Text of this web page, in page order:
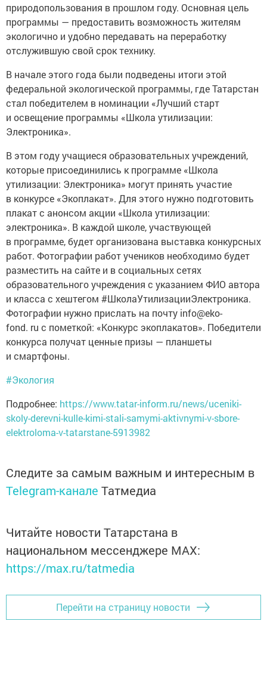
природопользования в прошлом году. Основная цель
программы — предоставить возможность жителям
экологично и удобно передавать на переработку
отслужившую свой срок технику.
В начале этого года были подведены итоги этой
федеральной экологической программы, где Татарстан
стал победителем в номинации «Лучший старт
и освещение программы «Школа утилизации:
Электроника».
В этом году учащиеся образовательных учреждений,
которые присоединились к программе «Школа
утилизации: Электроника» могут принять участие
в конкурсе «Экоплакат». Для этого нужно подготовить
плакат с анонсом акции «Школа утилизации:
электроника». В каждой школе, участвующей
в программе, будет организована выставка конкурсных
работ. Фотографии работ учеников необходимо будет
разместить на сайте и в социальных сетях
образовательного учреждения с указанием ФИО автора
и класса с хештегом #ШколаУтилизацииЭлектроника.
Фотографии нужно прислать на почту info@eko-
fond. ru с пометкой: «Конкурс экоплакатов». Победители
конкурса получат ценные призы — планшеты
и смартфоны.
#Экология
Подробнее: https://www.tatar-inform.ru/news/uceniki-
skoly-derevni-kulle-kimi-stali-samymi-aktivnymi-v-sbore-
elektroloma-v-tatarstane-5913982
Следите за самым важным и интересным в
Telegram-канале Татмедиа
Читайте новости Татарстана в
национальном мессенджере MАХ:
https://max.ru/tatmedia
Перейти на страницу новости